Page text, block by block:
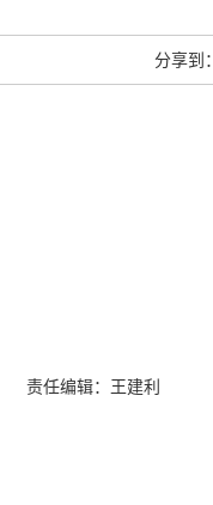
分享到：
责任编辑：王建利